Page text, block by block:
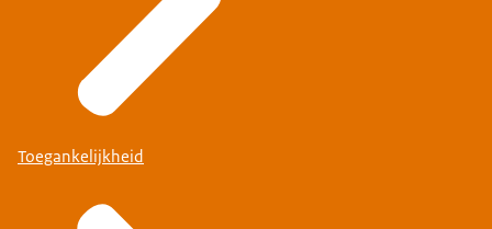
Toegankelijkheid